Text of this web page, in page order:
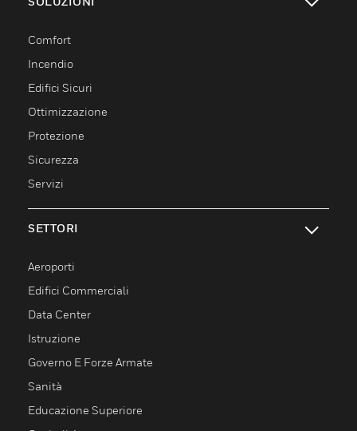
toggle view
Comfort
Incendio
Edifici Sicuri
Ottimizzazione
Protezione
Sicurezza
Servizi
SETTORI
toggle view
Aeroporti
Edifici Commerciali
Data Center
Istruzione
Governo E Forze Armate
Sanità
Educazione Superiore